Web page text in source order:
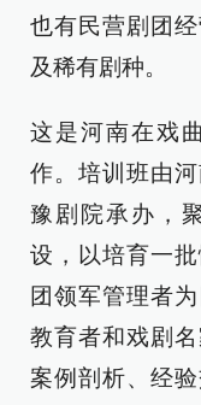
也有民营剧团
及稀有剧种。
这是河南在戏
作。培训班由
豫剧院承办，
设，以培育一
团领军管理者
教育者和戏剧
案例剖析、经